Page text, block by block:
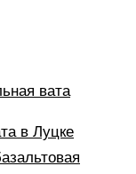
вата
в Луцке